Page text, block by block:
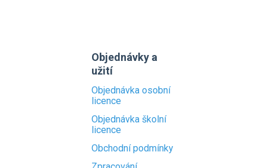
Objednávky a
užití
Objednávka osobní
licence
Objednávka školní
licence
Obchodní podmínky